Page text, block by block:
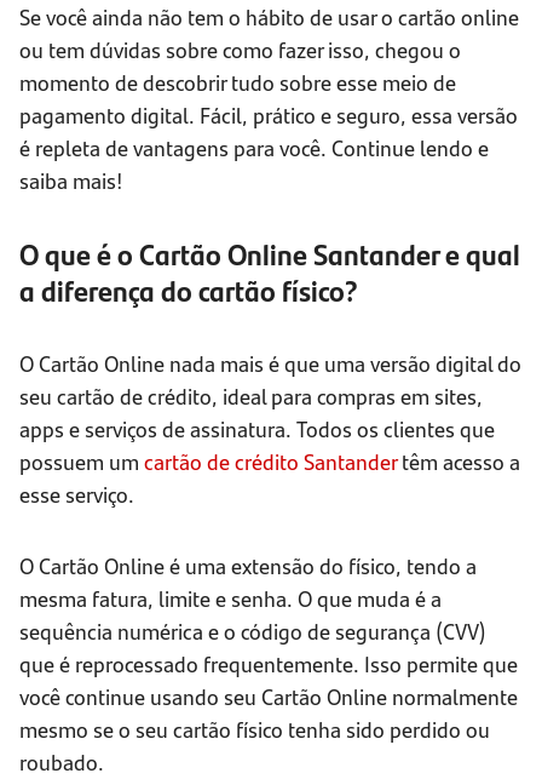
Se você ainda não tem o hábito de usar o cartão online
ou tem dúvidas sobre como fazer isso, chegou o
momento de descobrir tudo sobre esse meio de
pagamento digital. Fácil, prático e seguro, essa versão
é repleta de vantagens para você. Continue lendo e
saiba mais!
O que é o Cartão Online Santander e qual
a diferença do cartão físico?
O Cartão Online nada mais é que uma versão digital do
seu cartão de crédito, ideal para compras em sites,
apps e serviços de assinatura. Todos os clientes que
possuem um cartão de crédito Santandertêm acesso a
esse serviço.
O Cartão Online é uma extensão do físico, tendo a
mesma fatura, limite e senha. O que muda é a
sequência numérica e o código de segurança (CVV)
que é reprocessado frequentemente. Isso permite que
você continue usando seu Cartão Online normalmente
mesmo se o seu cartão físico tenha sido perdido ou
roubado.